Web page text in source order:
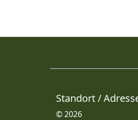
Standort /
© 2026